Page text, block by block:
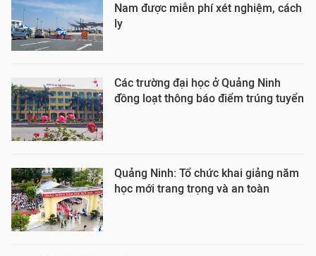
Nam được miễn phí xét nghiệm, cách
ly
Các trường đại học ở Quảng Ninh
đồng loạt thông báo điểm trúng tuyển
Quảng Ninh: Tổ chức khai giảng năm
học mới trang trọng và an toàn